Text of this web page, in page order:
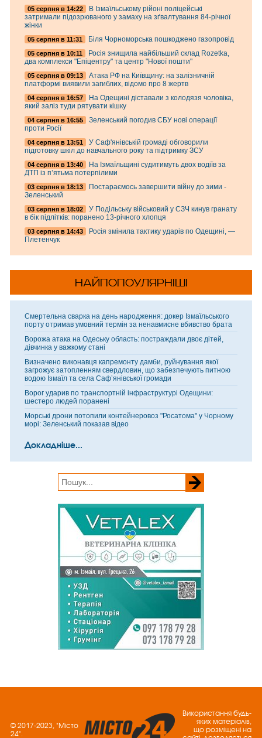
05 серпня в 14:22
В Ізмаїльському рійоні поліцейські
затримали підозрюваного у замаху на зґвалтування 84-річної
жінки
05 серпня в 11:31 Біля Чорноморська пошкоджено газопровід
05 серпня в 10:11
Росія знищила найбільший склад Rozetka,
два комплекси "Епіцентру" та центр "Нової пошти"
05 серпня в 09:13
Атака РФ на Київщину: на залізничній
платформі виявили загиблих, відомо про 8 жертв
04 серпня в 16:57
На Одещині діставали з колодязя чоловіка,
який заліз туди рятувати кішку
04 серпня в 16:55
Зеленський погодив СБУ нові операції
проти Росії
04 серпня в 13:51
У Саф'янівській громаді обговорили
підготовку шкіл до навчального року та підтримку ЗСУ
04 серпня в 13:40
На Ізмаїльщині судитимуть двох водіїв за
ДТП із п’ятьма потерпілими
03 серпня в 18:13
Постараємось завершити війну до зими -
Зеленський
03 серпня в 18:02
У Подільську військовий у СЗЧ кинув гранату
в бік підлітків: поранено 13-річного хлопця
03 серпня в 14:43
Росія змінила тактику ударів по Одещині, —
Плетенчук
НАЙПОПОУЛЯРНІШІ
Смертельна сварка на день народження: докер Ізмаїльського
порту отримав умовний термін за ненавмисне вбивство брата
Ворожа атака на Одеську область: постраждали двоє дітей,
дівчинка у важкому стані
Визначено виконавця капремонту дамби, руйнування якої
загрожує затопленням свердловин, що забезпечують питною
водою Ізмаїл та села Саф’янівської громади
Ворог ударив по транспортній інфраструктурі Одещини:
шестеро людей поранені
Морські дрони потопили контейнеровоз "Росатома" у Чорному
морі: Зеленський показав відео
Докладніше...
© 2017-2023, "Місто
24".
Використання будь-
яких матеріалів,
що розміщені на